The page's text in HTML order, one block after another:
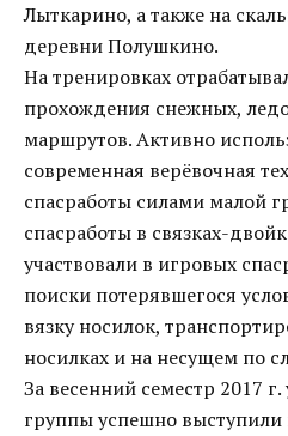
Лыткарино, а также на
деревни Полушкино.
На тренировках
прохождения снежных,
маршрутов. Активно
современная верёвочная
спасработы силами малой
спасработы в связках-
участвовали в игровых
поиски потерявшегося
вязку носилок,
носилках и на несущем по
За весенний семестр 2017
группы успешно